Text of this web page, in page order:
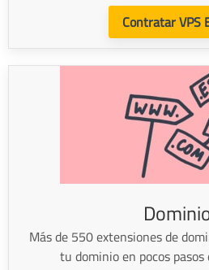
Contratar VPS
Más de 550 extensiones de
tu dominio en pocos